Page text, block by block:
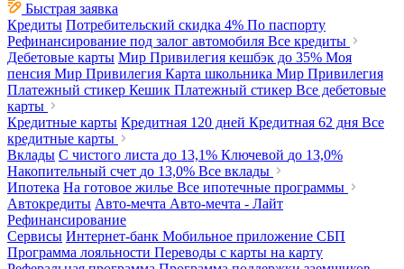
Быстрая заявка
Кредиты Потребительский скидка 4% По паспорту
Рефинансирование под залог автомобиля Все кредиты
Дебетовые карты Мир Привилегия кешбэк до 35% Моя
пенсия Мир Привилегия Карта школьника Мир Привилегия
Платежный стикер Кешик Платежный стикер Все дебетовые
карты
Кредитные карты Кредитная 120 дней Кредитная 62 дня Все
кредитные карты
Вклады С чистого листа до 13,1% Ключевой до 13,0%
Накопительный счет до 13,0% Все вклады
Ипотека На готовое жилье Все ипотечные программы
Автокредиты Авто-мечта Авто-мечта - Лайт
Рефинансирование
Сервисы Интернет-банк Мобильное приложение СБП
Программа лояльности Переводы с карты на карту